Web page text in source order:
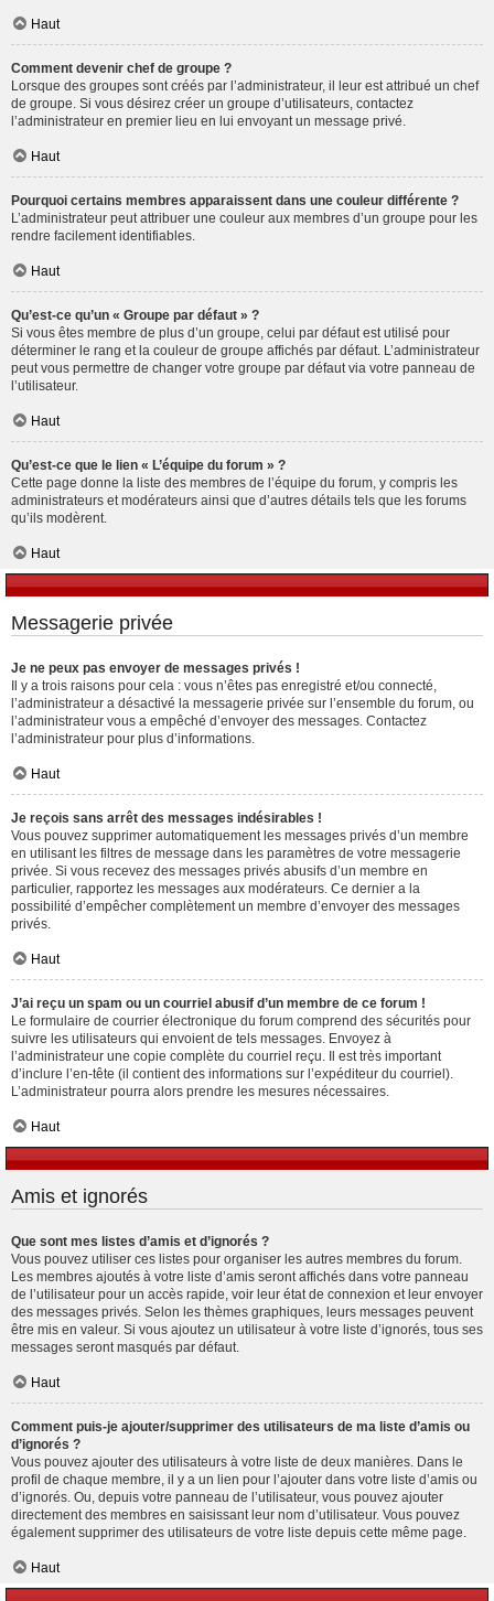
Haut
Comment devenir chef de groupe ?
Lorsque des groupes sont créés par l’administrateur, il leur est attribué un chef
de groupe. Si vous désirez créer un groupe d’utilisateurs, contactez
l’administrateur en premier lieu en lui envoyant un message privé.
Haut
Pourquoi certains membres apparaissent dans une couleur différente ?
L’administrateur peut attribuer une couleur aux membres d’un groupe pour les
rendre facilement identifiables.
Haut
Qu’est-ce qu’un « Groupe par défaut » ?
Si vous êtes membre de plus d’un groupe, celui par défaut est utilisé pour
déterminer le rang et la couleur de groupe affichés par défaut. L’administrateur
peut vous permettre de changer votre groupe par défaut via votre panneau de
l’utilisateur.
Haut
Qu’est-ce que le lien « L’équipe du forum » ?
Cette page donne la liste des membres de l’équipe du forum, y compris les
administrateurs et modérateurs ainsi que d’autres détails tels que les forums
qu’ils modèrent.
Haut
Messagerie privée
Je ne peux pas envoyer de messages privés !
Il y a trois raisons pour cela : vous n’êtes pas enregistré et/ou connecté,
l’administrateur a désactivé la messagerie privée sur l’ensemble du forum, ou
l’administrateur vous a empêché d’envoyer des messages. Contactez
l’administrateur pour plus d’informations.
Haut
Je reçois sans arrêt des messages indésirables !
Vous pouvez supprimer automatiquement les messages privés d’un membre
en utilisant les filtres de message dans les paramètres de votre messagerie
privée. Si vous recevez des messages privés abusifs d’un membre en
particulier, rapportez les messages aux modérateurs. Ce dernier a la
possibilité d’empêcher complètement un membre d’envoyer des messages
privés.
Haut
J’ai reçu un spam ou un courriel abusif d’un membre de ce forum !
Le formulaire de courrier électronique du forum comprend des sécurités pour
suivre les utilisateurs qui envoient de tels messages. Envoyez à
l’administrateur une copie complète du courriel reçu. Il est très important
d’inclure l’en-tête (il contient des informations sur l’expéditeur du courriel).
L’administrateur pourra alors prendre les mesures nécessaires.
Haut
Amis et ignorés
Que sont mes listes d’amis et d’ignorés ?
Vous pouvez utiliser ces listes pour organiser les autres membres du forum.
Les membres ajoutés à votre liste d’amis seront affichés dans votre panneau
de l’utilisateur pour un accès rapide, voir leur état de connexion et leur envoyer
des messages privés. Selon les thèmes graphiques, leurs messages peuvent
être mis en valeur. Si vous ajoutez un utilisateur à votre liste d’ignorés, tous ses
messages seront masqués par défaut.
Haut
Comment puis-je ajouter/supprimer des utilisateurs de ma liste d’amis ou
d’ignorés ?
Vous pouvez ajouter des utilisateurs à votre liste de deux manières. Dans le
profil de chaque membre, il y a un lien pour l’ajouter dans votre liste d’amis ou
d’ignorés. Ou, depuis votre panneau de l’utilisateur, vous pouvez ajouter
directement des membres en saisissant leur nom d’utilisateur. Vous pouvez
également supprimer des utilisateurs de votre liste depuis cette même page.
Haut